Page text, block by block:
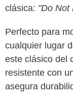
clásica: "Do Not
Perfecto para
cualquier lugar
este clásico del
resistente con
asegura